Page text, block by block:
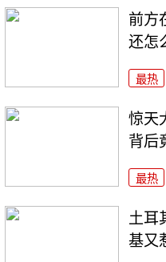
前方
还怎
最热
惊天
背后
最热
土耳
基又